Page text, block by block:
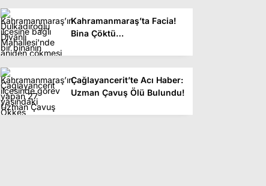
Kahramanmaraş’ta Facia!
Bina Çöktü…
Çağlayancerit’te Acı Haber:
Uzman Çavuş Ölü Bulundu!